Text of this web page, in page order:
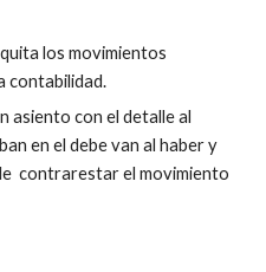
los movimientos
contabilidad.
asiento con el detalle al
en el debe van al haber y
contrarestar el movimiento